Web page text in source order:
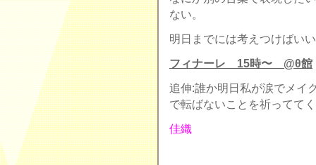
ない。
明日までには考えつけばい
フィナーレ 15時〜 @θ館
追伸:誰か明日私が涙でメイ
で転ばないことを祈ってて
佳織